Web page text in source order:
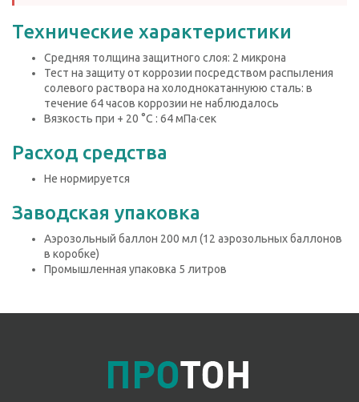
Технические характеристики
Средняя толщина защитного слоя: 2 микрона
Тест на защиту от коррозии посредством распыления
солевого раствора на холоднокатаннуюю сталь: в
течение 64 часов коррозии не наблюдалось
Вязкость при + 20 °С : 64 мПа·сек
Расход средства
Не нормируется
Заводская упаковка
Аэрозольный баллон 200 мл (12 аэрозольных баллонов
в коробке)
Промышленная упаковка 5 литров